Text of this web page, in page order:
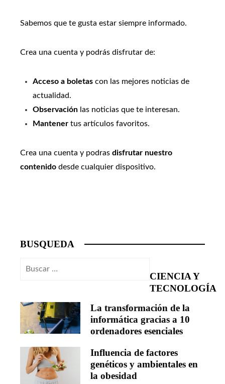
Sabemos que te gusta estar siempre informado.
Crea una cuenta y podrás disfrutar de:
Acceso a boletas con las mejores noticias de
actualidad.
Observación las noticias que te interesan.
Mantener tus artículos favoritos.
Crea una cuenta y podras disfrutar nuestro
contenido desde cualquier dispositivo.
BUSQUEDA
Buscar:
CIENCIA Y
TECNOLOGÍA
La transformación de la
informática gracias a 10
ordenadores esenciales
Influencia de factores
genéticos y ambientales en
la obesidad